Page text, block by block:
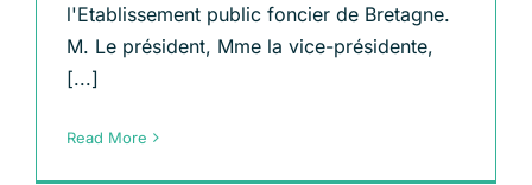
l'Etablissement public foncier de Bretagne.
M. Le président, Mme la vice-présidente,
[...]
Read More